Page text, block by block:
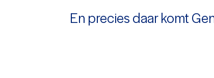
En precies daar komt